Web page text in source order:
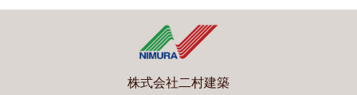
株式会社二村建築